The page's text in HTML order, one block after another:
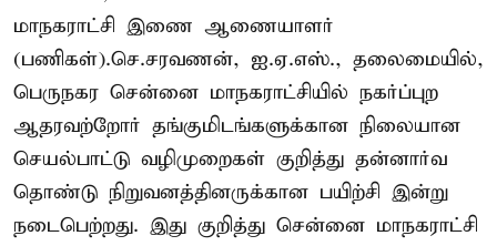
மாநகராட்சி இணை ஆணையாளர்
(பணிகள்).செ.சரவணன், ஐ.ஏ.எஸ்., தலைமையில்,
பெருநகர சென்னை மாநகராட்சியில் நகர்ப்புற
ஆதரவற்றோர் தங்குமிடங்களுக்கான நிலையான
செயல்பாட்டு வழிமுறைகள் குறித்து தன்னார்வ
தொண்டு நிறுவனத்தினருக்கான பயிற்சி இன்று
நடைபெற்றது. இது குறித்து சென்னை மாநகராட்சி